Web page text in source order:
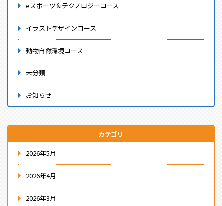
eスポーツ＆テクノロジーコース
イラストデザインコース
動物自然環境コース
未分類
お知らせ
カテゴリ
2026年5月
2026年4月
2026年3月